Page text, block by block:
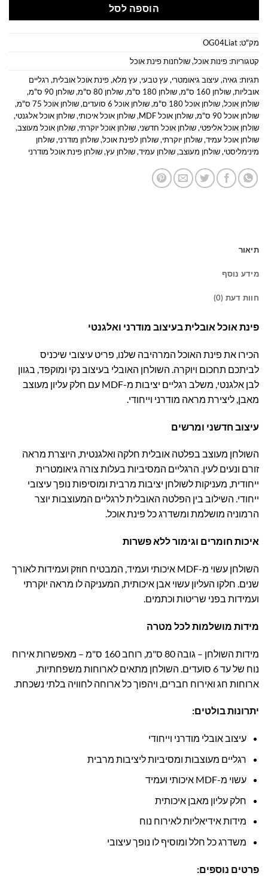
הוספה לסל
מק"ט: OG04Liat
קטגוריות: פינות אוכל,שולחנות פינת אוכל
תגיות: גאיה, עיצוב גיאומטרי, עץ טבעי, עץ מלא,פינת אוכל אובלית, רגליים
אובליות,שולחן 160 ס"מ ,שולחן 180 ס"מ ,שולחן 80 ס"מ ,שולחן 90 ס"מ
,
שולחן אוכל,שולחן אוכל 180 ס"מ ,שולחן אוכל 6 סועדים ,שולחן אוכל 75 ס"מ
,
שולחן אוכל 90 ס"מ
,שולחן אוכל MDF ,שולחן אוכל איכותי,שולחן אוכל אלגנטי,
שולחן אוכל אליפטי,שולחן אוכל חדשני,שולחן אוכל יוקרתי,שולחן אוכל מעוצב,
שולחן אוכל עמיד,שולחן יוקרתי,שולחן לפינת אוכל,שולחן מודרני,שולחן
מינימליסטי,שולחן מעוצב,שולחן עמיד,שולחן עץ,שולחן פינת אוכל מודרני
תיאור
מידע נוסף
חוות דעת (0)
פינת אוכל אובלית בעיצוב מודרני ואלגנטי
הכירו את פינת האוכל המרהיבה שלנו, פריט עיצובי שיכניס
לביתכם תחכום ויוקרה. השולחן האובלי בעיצוב נקי ומוקפד, בגוון
לבן אלגנטי, משלב רגליים יציבות מ-MDF עם חלק עליון מעוצב
מאבן, ליצירת מראה מודרני וייחודי.
עיצוב חדשני ומרשים
השולחן מעוצב בפלטה אובלית חלקה ואלגנטית, היוצרת מראה
זורם ונעים לעין. הרגליים המסיביות בעלות צורה גיאומטרית
ייחודית, מעניקות לשולחן יציבות מרבית ומוסיפות נופך עיצובי
ייחודי. השילוב בין הפלטה האובלית לרגליים המעוצבות יוצר
הרמוניה מושלמת ומשדרג כל פינת אוכל.
איכות חומרים וגימור ללא פשרות
השולחן עשוי מ-MDF איכותי ועמיד, המבטיח חוזק ועמידות לאורך
שנים. חלקו העליון עשוי אבן איכותית, המעניקה לו מראה יוקרתי
ועמידות בפני שריטות וכתמים.
מידות מושלמות לכל מטרה
מידות השולחן – גובה 80 ס"מ, רוחב 160 ס"מ – מאפשרות אירוח
נוח של עד 6 סועדים. השולחן מתאים לארוחות משפחתיות,
ארוחות חג ואירוח חברים, ויהפוך כל ארוחה לחוויה בלתי נשכחת.
יתרונות בולטים:
עיצוב אובלי מודרני וייחודי
רגליים מעוצבות ומסיביות ליציבות מרבית
עשוי מ-MDF איכותי ועמיד
חלק עליון מאבן איכותית
מידות אידיאליות לאירוח נוח
משדרג כל חלל ומוסיף לו נופך עיצובי
פרטים נוספים: